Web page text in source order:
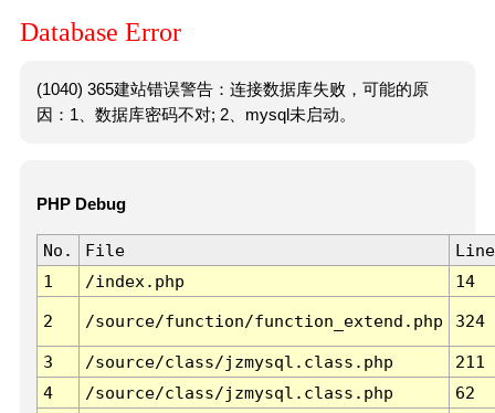
Database Error
(1040) 365建站错误警告：连接数据库失败，可能的原
因：1、数据库密码不对; 2、mysql未启动。
PHP Debug
No. File
Line
1
/index.php 14
2 /source/function/function_extend.php 324
3 /source/class/jzmysql.class.php
211
4
/source/class/jzmysql.class.php
62